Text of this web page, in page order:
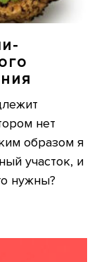
нет
образом я
участок, и
нужны?